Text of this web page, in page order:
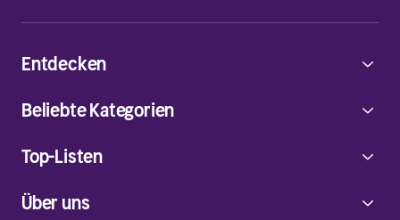
Über uns
Entdecken
Beliebte Kategorien
Top-Listen